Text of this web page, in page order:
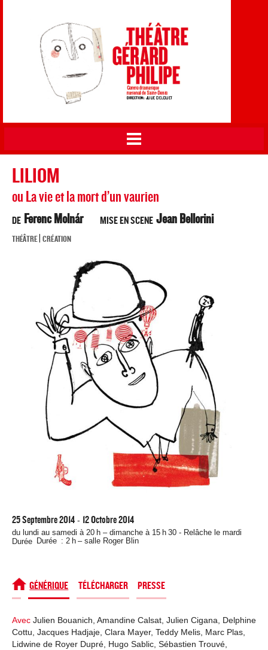
principal
Vous êtes ici
LILIOM
ou La vie et la mort d’un vaurien
DE Ferenc Molnár MISE EN SCENE Jean Bellorini
THÉÂTRE|CRÉATION
25 Septembre 2014 - 12 Octobre 2014
du lundi au samedi à 20 h – dimanche à 15 h 30 - Relâche le mardi
Durée
Durée : 2 h – salle Roger Blin
SPECTACLE GÉNÉRIQUE TÉLÉCHARGER PRESSE
Avec Julien Bouanich, Amandine Calsat, Julien Cigana, Delphine
Cottu, Jacques Hadjaje, Clara Mayer, Teddy Melis, Marc Plas,
Lidwine de Royer Dupré, Hugo Sablic, Sébastien Trouvé,